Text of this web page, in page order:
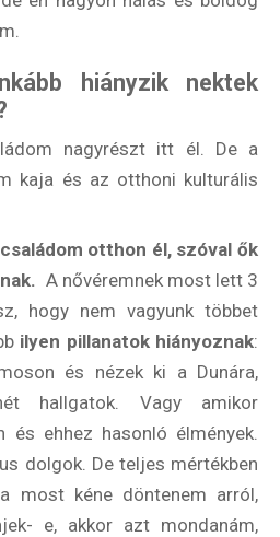
hiányzik nektek
nagyrészt itt él. De a
kaja és az otthoni kulturális
otthon él, szóval ők
A nővéremnek most lett 3
hogy nem vagyunk többet
ilyen pillanatok hiányoznak:
és nézek ki a Dunára,
hallgatok. Vagy amikor
és ehhez hasonló élmények.
dolgok. De teljes mértékben
most kéne döntenem arról,
e, akkor azt mondanám,